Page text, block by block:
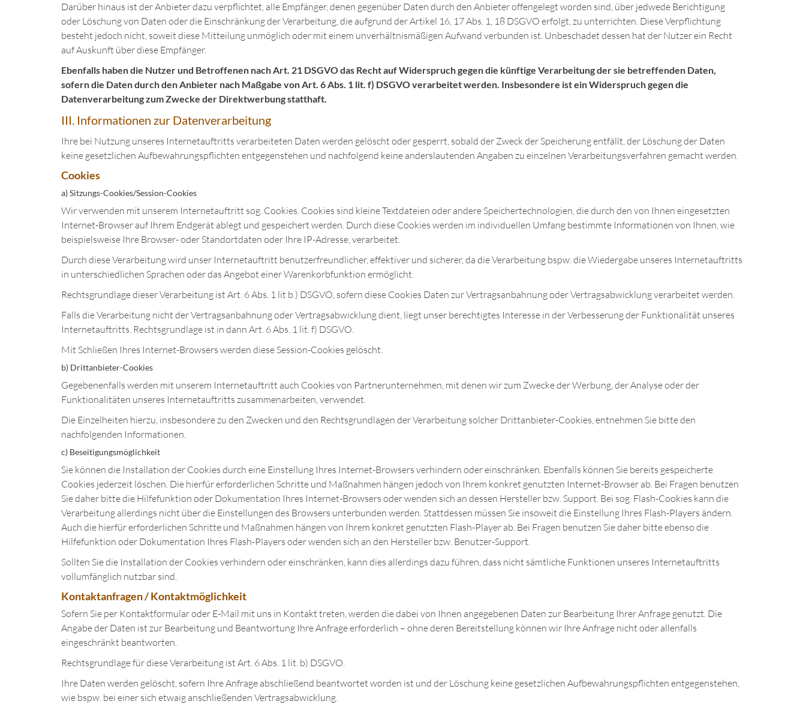
Darüber hinaus ist der Anbieter dazu verpflichtet, alle Empfänger, denen gegenüber Daten durch den Anbieter offengelegt worden sind, über jedwede Berichtigung
oder Löschung von Daten oder die Einschränkung der Verarbeitung, die aufgrund der Artikel 16, 17 Abs. 1, 18 DSGVO erfolgt, zu unterrichten. Diese Verpflichtung
besteht jedoch nicht, soweit diese Mitteilung unmöglich oder mit einem unverhältnismäßigen Aufwand verbunden ist. Unbeschadet dessen hat der Nutzer ein Recht
auf Auskunft über diese Empfänger.
Ebenfalls haben die Nutzer und Betroffenen nach Art. 21 DSGVO das Recht auf Widerspruch gegen die künftige Verarbeitung der sie betreffenden Daten,
sofern die Daten durch den Anbieter nach Maßgabe von Art. 6 Abs. 1 lit. f) DSGVO verarbeitet werden. Insbesondere ist ein Widerspruch gegen die
Datenverarbeitung zum Zwecke der Direktwerbung statthaft.
III. Informationen zur Datenverarbeitung
Ihre bei Nutzung unseres Internetauftritts verarbeiteten Daten werden gelöscht oder gesperrt, sobald der Zweck der Speicherung entfällt, der Löschung der Daten
keine gesetzlichen Aufbewahrungspflichten entgegenstehen und nachfolgend keine anderslautenden Angaben zu einzelnen Verarbeitungsverfahren gemacht werden.
Cookies
a) Sitzungs-Cookies/Session-Cookies
Wir verwenden mit unserem Internetauftritt sog. Cookies. Cookies sind kleine Textdateien oder andere Speichertechnologien, die durch den von Ihnen eingesetzten
Internet-Browser auf Ihrem Endgerät ablegt und gespeichert werden. Durch diese Cookies werden im individuellen Umfang bestimmte Informationen von Ihnen, wie
beispielsweise Ihre Browser- oder Standortdaten oder Ihre IP-Adresse, verarbeitet.
Durch diese Verarbeitung wird unser Internetauftritt benutzerfreundlicher, effektiver und sicherer, da die Verarbeitung bspw. die Wiedergabe unseres Internetauftritts
in unterschiedlichen Sprachen oder das Angebot einer Warenkorbfunktion ermöglicht.
Rechtsgrundlage dieser Verarbeitung ist Art. 6 Abs. 1 lit b.) DSGVO, sofern diese Cookies Daten zur Vertragsanbahnung oder Vertragsabwicklung verarbeitet werden.
Falls die Verarbeitung nicht der Vertragsanbahnung oder Vertragsabwicklung dient, liegt unser berechtigtes Interesse in der Verbesserung der Funktionalität unseres
Internetauftritts. Rechtsgrundlage ist in dann Art. 6 Abs. 1 lit. f) DSGVO.
Mit Schließen Ihres Internet-Browsers werden diese Session-Cookies gelöscht.
b) Drittanbieter-Cookies
Gegebenenfalls werden mit unserem Internetauftritt auch Cookies von Partnerunternehmen, mit denen wir zum Zwecke der Werbung, der Analyse oder der
Funktionalitäten unseres Internetauftritts zusammenarbeiten, verwendet.
Die Einzelheiten hierzu, insbesondere zu den Zwecken und den Rechtsgrundlagen der Verarbeitung solcher Drittanbieter-Cookies, entnehmen Sie bitte den
nachfolgenden Informationen.
c) Beseitigungsmöglichkeit
Sie können die Installation der Cookies durch eine Einstellung Ihres Internet-Browsers verhindern oder einschränken. Ebenfalls können Sie bereits gespeicherte
Cookies jederzeit löschen. Die hierfür erforderlichen Schritte und Maßnahmen hängen jedoch von Ihrem konkret genutzten Internet-Browser ab. Bei Fragen benutzen
Sie daher bitte die Hilfefunktion oder Dokumentation Ihres Internet-Browsers oder wenden sich an dessen Hersteller bzw. Support. Bei sog. Flash-Cookies kann die
Verarbeitung allerdings nicht über die Einstellungen des Browsers unterbunden werden. Stattdessen müssen Sie insoweit die Einstellung Ihres Flash-Players ändern.
Auch die hierfür erforderlichen Schritte und Maßnahmen hängen von Ihrem konkret genutzten Flash-Player ab. Bei Fragen benutzen Sie daher bitte ebenso die
Hilfefunktion oder Dokumentation Ihres Flash-Players oder wenden sich an den Hersteller bzw. Benutzer-Support.
Sollten Sie die Installation der Cookies verhindern oder einschränken, kann dies allerdings dazu führen, dass nicht sämtliche Funktionen unseres Internetauftritts
vollumfänglich nutzbar sind.
Kontaktanfragen / Kontaktmöglichkeit
Sofern Sie per Kontaktformular oder E-Mail mit uns in Kontakt treten, werden die dabei von Ihnen angegebenen Daten zur Bearbeitung Ihrer Anfrage genutzt. Die
Angabe der Daten ist zur Bearbeitung und Beantwortung Ihre Anfrage erforderlich – ohne deren Bereitstellung können wir Ihre Anfrage nicht oder allenfalls
eingeschränkt beantworten.
Rechtsgrundlage für diese Verarbeitung ist Art. 6 Abs. 1 lit. b) DSGVO.
Ihre Daten werden gelöscht, sofern Ihre Anfrage abschließend beantwortet worden ist und der Löschung keine gesetzlichen Aufbewahrungspflichten entgegenstehen,
wie bspw. bei einer sich etwaig anschließenden Vertragsabwicklung.